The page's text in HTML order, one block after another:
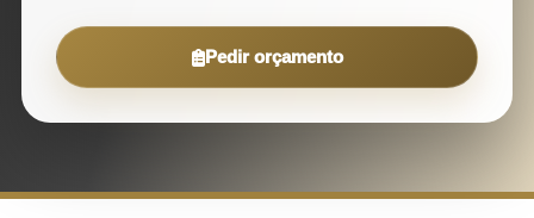
Pedir orçamento